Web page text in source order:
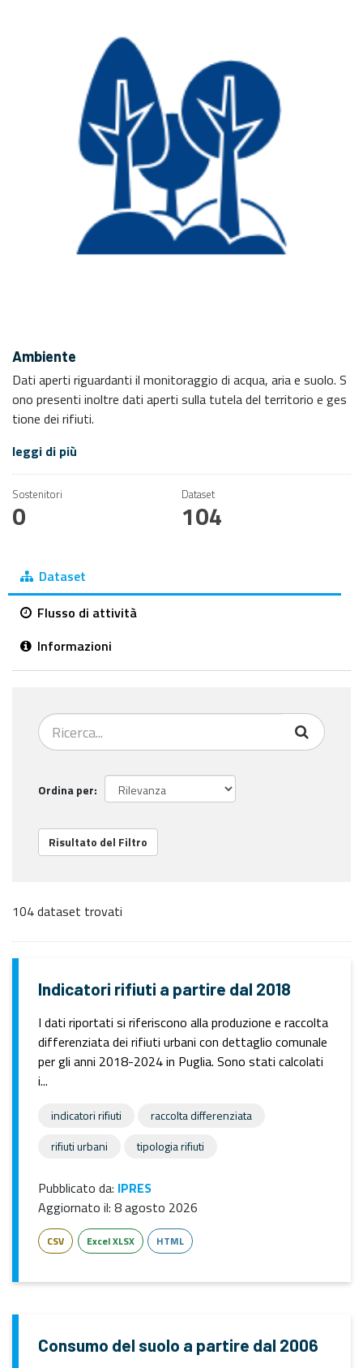
Ambiente
Dati aperti riguardanti il monitoraggio di acqua, aria e suolo. S
ono presenti inoltre dati aperti sulla tutela del territorio e ges
tione dei rifiuti.
leggi di più
Sostenitori
0
Dataset
104
Dataset
Flusso di attività
Informazioni
Ordina per
Risultato del Filtro
104 dataset trovati
Indicatori rifiuti a partire dal 2018
I dati riportati si riferiscono alla produzione e raccolta
differenziata dei rifiuti urbani con dettaglio comunale
per gli anni 2018-2024 in Puglia. Sono stati calcolati
i...
indicatori rifiuti
raccolta differenziata
rifiuti urbani
tipologia rifiuti
Pubblicato da: IPRES
Aggiornato il: 8 agosto 2026
CSV Excel XLSX HTML
Consumo del suolo a partire dal 2006